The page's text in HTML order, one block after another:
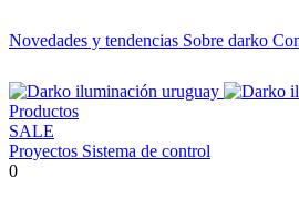
Novedades y tendencias Sobre darko
Productos
SALE
Proyectos Sistema de control
0